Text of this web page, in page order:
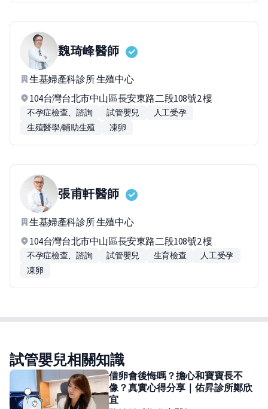
魏琦峰醫師
生基婦產科診所 生殖中心
104台灣台北市中山區長安東路二段108號2 樓
不孕症檢查、諮詢 試管嬰兒
人工受孕
生殖醫學/輔助生殖
凍卵
張甫軒醫師
生基婦產科診所 生殖中心
104台灣台北市中山區長安東路二段108號2 樓
不孕症檢查、諮詢 試管嬰兒 生育檢查
人工受孕
凍卵
試管嬰兒相關知識
借卵會後悔嗎？擔心和寶寶長不
像？真實心得分享｜佑昇診所鄭欣
宜